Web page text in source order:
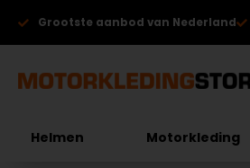
Grootste aanbod van Nederland
Helmen Motorkleding